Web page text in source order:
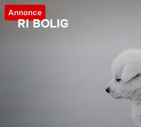
Videre
til
RI BOLIG
Annonce